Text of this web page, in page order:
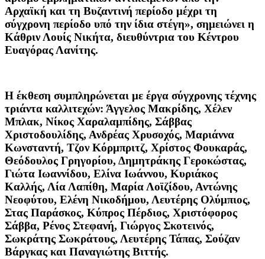
Αρχαϊκή και τη Βυζαντινή περίοδο μέχρι τη
σύγχρονη περίοδο υπό την ίδια στέγη», σημειώνει η
Κάθριν Λουίς Νικήτα, διευθύντρια του Κέντρου
Ευαγόρας Λανίτης.
Η έκθεση συμπληρώνεται με έργα σύγχρονης τέχνης
τριάντα καλλιτεχών: Άγγελος Μακρίδης, Χέλεν
Μπλακ, Νίκος Χαραλαμπίδης, Σάββας
Χριστοδουλίδης, Ανδρέας Χρυσοχός, Μαριάννα
Κωνσταντή, Τζον Κόρμπριτζ, Χρίστος Φουκαράς,
Θεόδουλος Γρηγορίου, Δημητράκης Γεροκώστας,
Γιώτα Ιωαννίδου, Ελίνα Ιωάννου, Κυριάκος
Καλλής, Λία Λαπίθη, Μαρία Λοϊζίδου, Αντώνης
Νεοφύτου, Ελένη Νικοδήμου, Λευτέρης Ολύμπιος,
Στας Παράσκος, Κύπρος Πέρδιος, Χριστόφορος
Σάββα, Ρένος Στεφανή, Γιώργος Σκοτεινός,
Σωκράτης Σωκράτους, Λευτέρης Τάπας, Σούζαν
Βάργκας και Παναγιώτης Βιττής.